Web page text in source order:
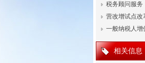
税务顾问服务
营改增试点
一般纳税人
相关信息